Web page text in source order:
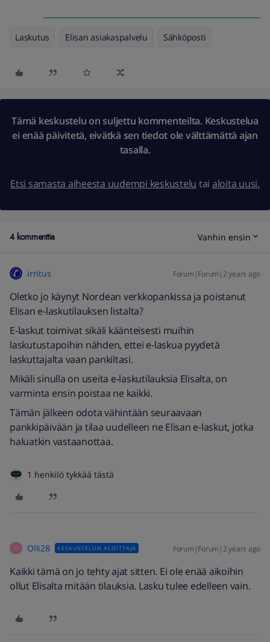
Laskutus Elisan asiakaspalvelu Sähköposti
Tämä keskustelu on suljettu kommenteilta. Keskustelua
ei enää päivitetä, eivätkä sen tiedot ole välttämättä ajan
tasalla.
Etsi samasta aiheesta uudempi keskustelu tai aloita uusi.
4 kommenttia Vanhin ensin
irritus Forum|Forum|2 years ago
Oletko jo käynyt Nordean verkkopankissa ja poistanut
Elisan e-laskutilauksen listalta?
E-laskut toimivat sikäli käänteisesti muihin
laskutustapoihin nähden, ettei e-laskua pyydetä
laskuttajalta vaan pankiltasi.
Mikäli sinulla on useita e-laskutilauksia Elisalta, on
varminta ensin poistaa ne kaikki.
Tämän jälkeen odota vähintään seuraavaan
pankkipäivään ja tilaa uudelleen ne Elisan e-laskut, jotka
haluatkin vastaanottaa.
1 henkilö tykkää tästä
O Olli28 KESKUSTELUN ALOITTAJA Forum|Forum|2 years ago
Kaikki tämä on jo tehty ajat sitten. Ei ole enää aikoihin
ollut Elisalta mitään tilauksia. Lasku tulee edelleen vain.